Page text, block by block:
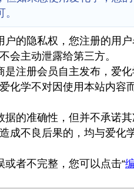
户的隐私权，您注册的用
会主动泄露给第三方。
是注册会员自主发布，爱
化学不对因使用本站内容
据的准确性，但并不承诺
成不良后果的，均与爱化
者不完整，您可以点击“